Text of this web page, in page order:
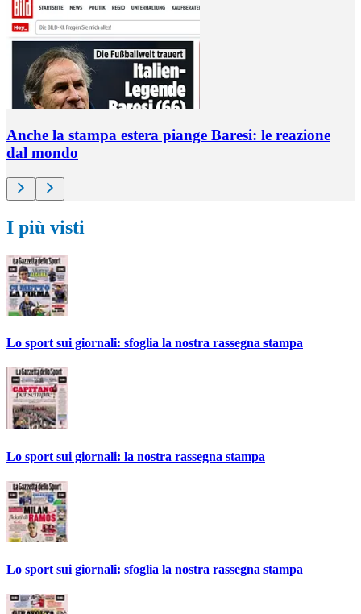
Anche la stampa estera piange Baresi: le reazione
dal mondo
I più visti
Lo sport sui giornali: sfoglia la nostra rassegna stampa
Lo sport sui giornali: la nostra rassegna stampa
Lo sport sui giornali: sfoglia la nostra rassegna stampa